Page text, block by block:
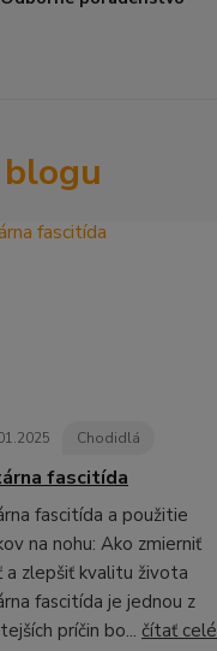
.2025 Chodidlá
fascitída
fascitída a použitie
na nohu: Ako zmierniť
a zlepšiť kvalitu života
fascitída je jednou z
príčin bo... čítať celé